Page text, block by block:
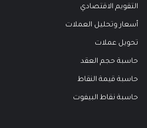
التقويم الاقتصادي
أسعار وتحليل العملات
تحويل عملات
حاسبة حجم العقد
حاسبة قيمة النقاط
حاسبة نقاط البيفوت